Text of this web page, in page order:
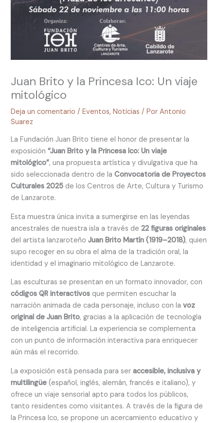
Juan Brito y la Princesa Ico: Un viaje
mitológico
Deja un comentario /Eventos,Noticias / PorAntonio
Suarez
La Fundación Juan Brito tiene el honor de presentar la
exposición“Juan Brito y la Princesa Ico: Un viaje
mitológico”, una propuesta artística y divulgativa que ha
sido seleccionada dentro de laConvocatoria de Proyectos
Culturales 2025 de los Centros de Arte, Cultura y Turismo
de Lanzarote.
Esta muestra única invita a sumergirse en las leyendas
ancestrales de nuestra isla a través de22 figuras originales
del artista lanzaroteñoJuan Brito Martín (1919–2018), quien
supo recoger en su obra el alma de la tradición oral, la
identidad y el imaginario mitológico de Lanzarote.
Las esculturas se presentan en un formato innovador, con
códigos QR interactivos que permiten escuchar la
narración animada de cada personaje, incluso con lavoz
original de Juan Brito, gracias a la aplicación de tecnología
de inteligencia artificial. La experiencia se complementa
con un punto de información interactiva para enriquecer
aún más el recorrido.
La exposición está pensada para seraccesible, inclusiva y
multilingüe (español, inglés, alemán, francés e italiano), y
ofrece un viaje sensorial apto para todos los públicos,
tanto residentes como visitantes. A través de la figura de
la Princesa Ico, se propone un acercamiento educativo y